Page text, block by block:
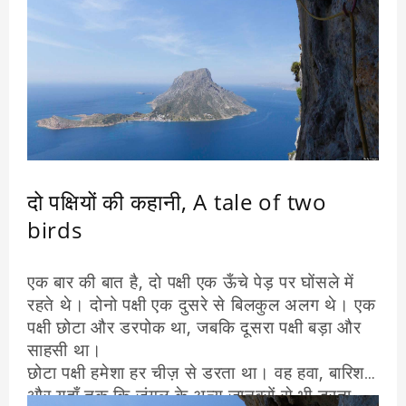
पुस्तकें ज्ञान का आधार होती हैं और ज्ञान के बिना सृष्टि
का संचालन असंभव है।
रघु की बुद्धिमता से राजा प्रभावित हुआ और उसने
भानुमति का विवाह उससे करके उसे राज्य का योग्य
उत्तराधिकारी घोषित कर दिया।
सार यह है कि बुद्धि, विवेक और ज्ञान से कठिन से कठिन
प्रश्नों का हल निकल जाता है।
दो पक्षियों की कहानी, A tale of two
birds
एक बार की बात है, दो पक्षी एक ऊँचे पेड़ पर घोंसले में
रहते थे। दोनो पक्षी एक दुसरे से बिलकुल अलग थे। एक
पक्षी छोटा और डरपोक था, जबकि दूसरा पक्षी बड़ा और
साहसी था।
छोटा पक्षी हमेशा हर चीज़ से डरता था। वह हवा, बारिश
और यहाँ तक कि जंगल के अन्य जानवरों से भी डरता